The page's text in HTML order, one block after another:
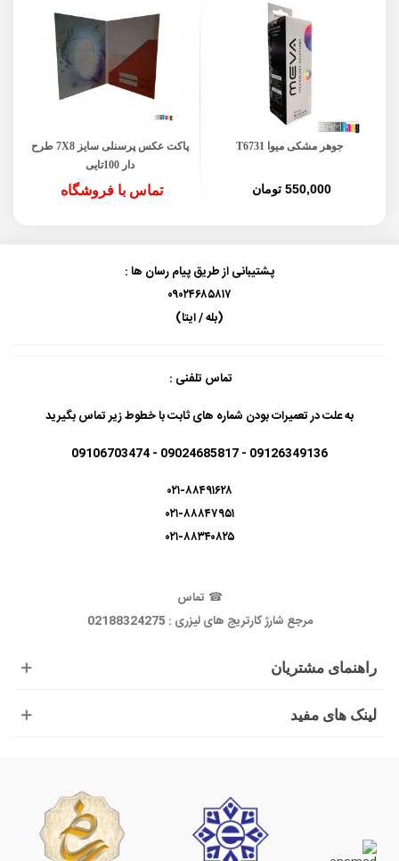
جوهر مشکی میوا T6731
550,000 تومان
پاکت عکس پرسنلی سایز 7X8 طرح
دار 100تایی
تماس با فروشگاه
راهنمای مشتریان
لینک های مفید
پشتیبانی از طریق پیام رسان ها :
۰۹۰۲۴۶۸۵۸۱۷
(بله / ایتا)
تماس تلفنی :
به علت در تعمیرات بودن شماره های ثابت با خطوط زیر تماس بگیرید
09126349136 - 09024685817 - 09106703474
۰۲۱-۸۸۴۹۱۶۲۸
۰۲۱-۸۸۸۴۷۹۵۱
۰۲۱-۸۸۳۴۰۸۲۵
☎ تماس
مرجع شارژ کارتریج های لیزری : 02188324275